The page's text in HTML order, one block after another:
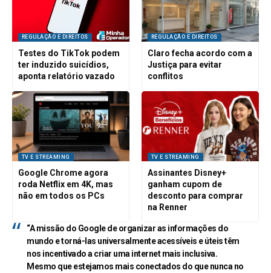
REGULAÇÃO E DIREITOS
Testes do TikTok podem
ter induzido suicídios,
aponta relatório vazado
REGULAÇÃO E DIREITOS
Claro fecha acordo com a
Justiça para evitar
conflitos
TV E STREAMING
Google Chrome agora
roda Netflix em 4K, mas
não em todos os PCs
TV E STREAMING
Assinantes Disney+
ganham cupom de
desconto para comprar
na Renner
“A missão do Google de organizar as informações do
mundo e torná-las universalmente acessíveis e úteis têm
nos incentivado a criar uma internet mais inclusiva.
Mesmo que estejamos mais conectados do que nunca no